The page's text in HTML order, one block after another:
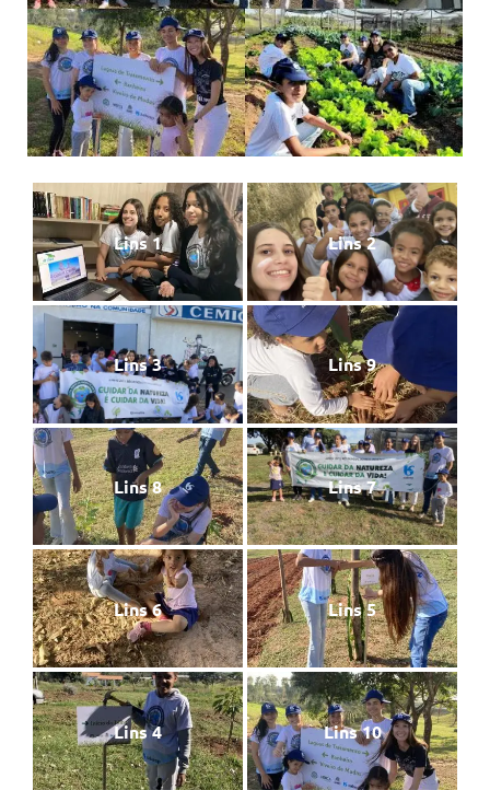
Lins 1 Lins 2
Lins 3 Lins 9
Lins 8 Lins 7
Lins 6 Lins 5
Lins 4 Lins 10